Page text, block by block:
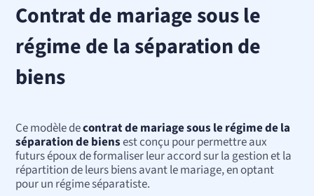
Contrat de mariage sous le
régime de la séparation de
biens
Ce modèle decontrat de mariage sous le régime de la
séparation de biensest conçu pour permettre aux
futurs époux de formaliser leur accord sur la gestion et la
répartition de leurs biens avant le mariage, en optant
pour un régime séparatiste.